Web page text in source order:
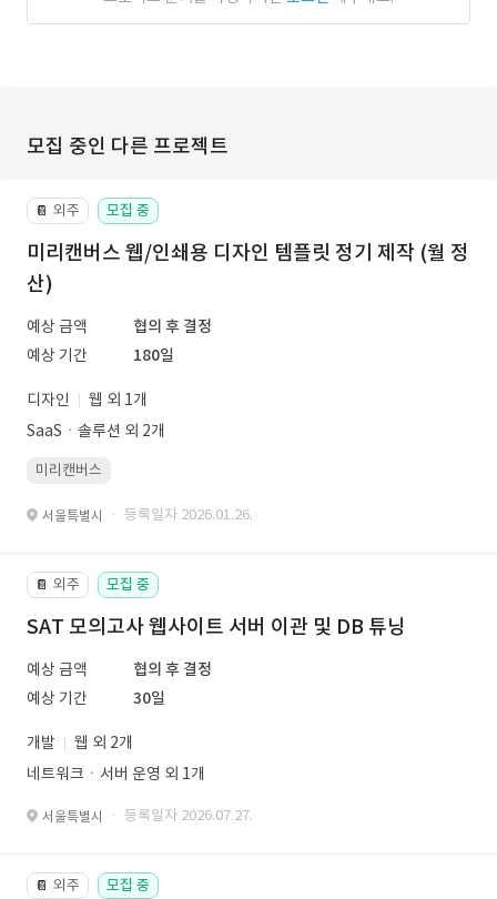
모집 중인 다른 프로젝트
📔 외주 모집 중
미리캔버스 웹/인쇄용 디자인 템플릿 정기 제작 (월 정
산)
예상 금액
협의 후 결정
예상 기간
180일
디자인
웹 외 1개
SaaSㆍ솔루션 외 2개
미리캔버스
서울특별시 · 등록일자 2026.01.26.
📔 외주 모집 중
SAT 모의고사 웹사이트 서버 이관 및 DB 튜닝
예상 금액
협의 후 결정
예상 기간
30일
개발
웹 외 2개
네트워크ㆍ서버 운영 외 1개
서울특별시 · 등록일자 2026.07.27.
📔 외주 모집 중